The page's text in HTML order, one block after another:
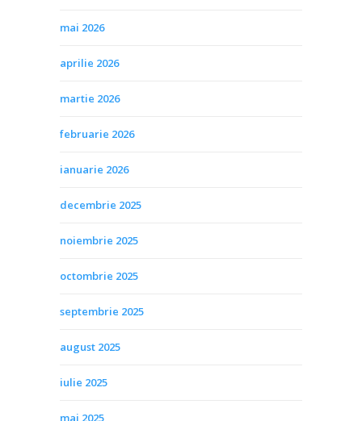
mai 2026
aprilie 2026
martie 2026
februarie 2026
ianuarie 2026
decembrie 2025
noiembrie 2025
octombrie 2025
septembrie 2025
august 2025
iulie 2025
mai 2025